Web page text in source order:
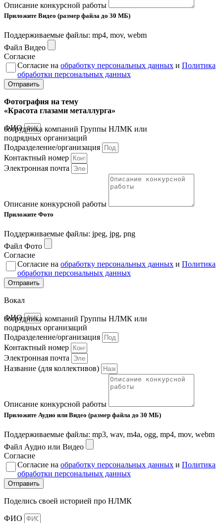
Описание конкурсной работы
Приложите Видео (размер файла до 30 МБ)
Поддерживаемые файлы: mp4, mov, webm
Файл Видео
Согласие
Согласие на обработку персональных данных и Политика
обработки персональных данных
Отправить
Фотография на тему
«Красота глазами металлурга»
ФИО
сотрудника компаний Группы НЛМК или
подрядных организаций
Подразделение/организация
Контактный номер
Электронная почта
Описание конкурсной работы
Приложите Фото
Поддерживаемые файлы: jpeg, jpg, png
Файл Фото
Согласие
Согласие на обработку персональных данных и Политика
обработки персональных данных
Отправить
Вокал
ФИО
сотрудника компаний Группы НЛМК или
подрядных организаций
Подразделение/организация
Контактный номер
Электронная почта
Название (для коллективов)
Описание конкурсной работы
Приложите Аудио или Видео (размер файла до 30 МБ)
Поддерживаемые файлы: mp3, wav, m4a, ogg, mp4, mov, webm
Файл Аудио или Видео
Согласие
Согласие на обработку персональных данных и Политика
обработки персональных данных
Отправить
Поделись своей историей про НЛМК
ФИО